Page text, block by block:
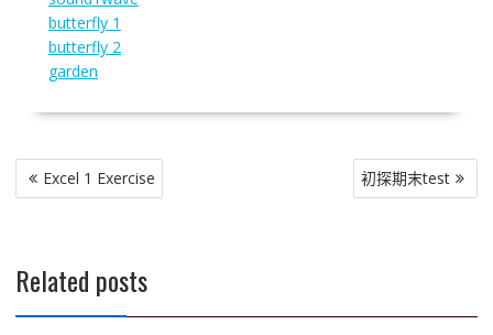
butterfly 1
butterfly 2
garden
文
章
Excel 1 Exercise 初探期末test
Related posts